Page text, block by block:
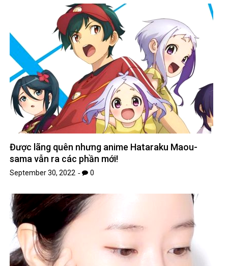
Được lãng quên nhưng anime Hataraku Maou-
sama vẫn ra các phần mới!
September 30, 2022 0